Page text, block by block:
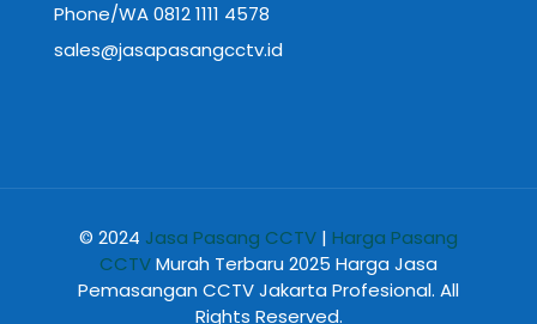
Phone/WA 0812 1111 4578
sales@jasapasangcctv.id
© 2024 Jasa Pasang CCTV | Harga Pasang
CCTVMurah Terbaru 2025 Harga Jasa
Pemasangan CCTV Jakarta Profesional. All
Rights Reserved.